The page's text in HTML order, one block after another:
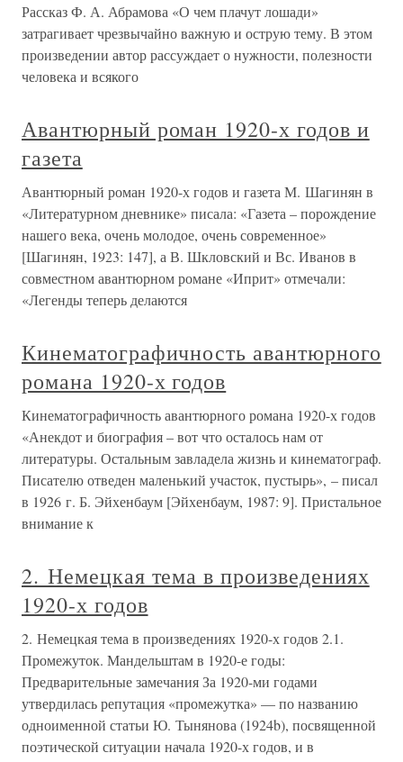
Рассказ Ф. А. Абрамова «О чем плачут лошади»
затрагивает чрезвычайно важную и острую тему. В этом
произведении автор рассуждает о нужности, полезности
человека и всякого
Авантюрный роман 1920-х годов и
газета
Авантюрный роман 1920-х годов и газета М. Шагинян в
«Литературном дневнике» писала: «Газета – порождение
нашего века, очень молодое, очень современное»
[Шагинян, 1923: 147], а В. Шкловский и Вс. Иванов в
совместном авантюрном романе «Иприт» отмечали:
«Легенды теперь делаются
Кинематографичность авантюрного
романа 1920-х годов
Кинематографичность авантюрного романа 1920-х годов
«Анекдот и биография – вот что осталось нам от
литературы. Остальным завладела жизнь и кинематограф.
Писателю отведен маленький участок, пустырь», – писал
в 1926 г. Б. Эйхенбаум [Эйхенбаум, 1987: 9]. Пристальное
внимание к
2. Немецкая тема в произведениях
1920-х годов
2. Немецкая тема в произведениях 1920-х годов 2.1.
Промежуток. Мандельштам в 1920-е годы:
Предварительные замечания За 1920-ми годами
утвердилась репутация «промежутка» — по названию
одноименной статьи Ю. Тынянова (1924b), посвященной
поэтической ситуации начала 1920-х годов, и в